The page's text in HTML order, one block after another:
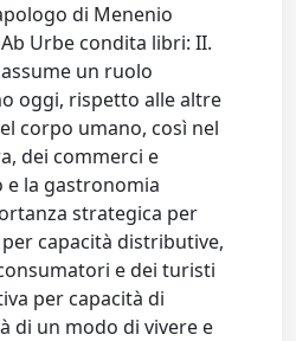
di Menenio
Urbe condita libri: II.
un ruolo
oggi, rispetto alle altre
corpo umano, così nel
dei commerci e
e la gastronomia
strategica per
capacità distributive,
e dei turisti
per capacità di
di un modo di vivere e